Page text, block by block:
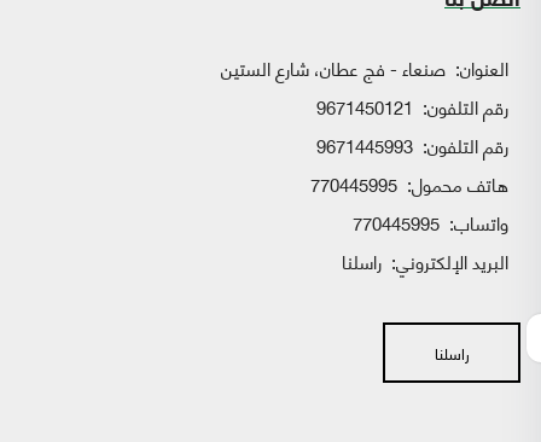
العنوان: صنعاء - فج عطان، شارع الستين
رقم التلفون: 9671450121
رقم التلفون: 9671445993
هاتف محمول: 770445995
واتساب:
البريد الإلكتروني: راسلنا
راسلنا